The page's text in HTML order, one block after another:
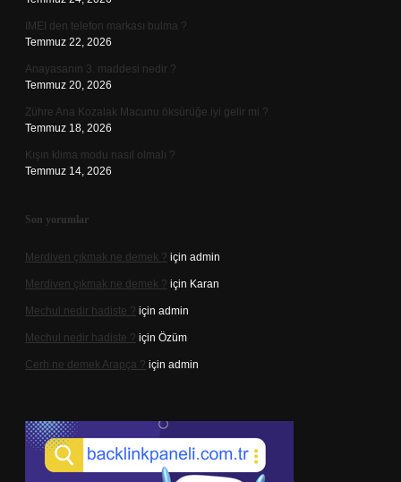
IMEI den telefon markası bulma ?
Temmuz 22, 2026
Anayasanın 3. maddesi nedir ?
Temmuz 20, 2026
Zühre Ana Kozalak Macunu öksürüğe iyi gelir mi ?
Temmuz 18, 2026
Kışın klima modu nasıl olmalı ?
Temmuz 14, 2026
Son yorumlar
Merdiven çıkmak ne demek ? için admin
Merdiven çıkmak ne demek ? için Karan
Mechul nedir hadiste ? için admin
Mechul nedir hadiste ? için Özüm
Cerh ne demek Arapça ? için admin